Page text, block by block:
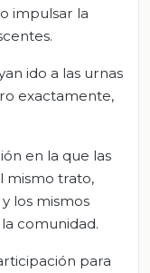
impulsar la
ido a las urnas
exactamente,
en la que las
mismo trato,
los mismos
comunidad.
para